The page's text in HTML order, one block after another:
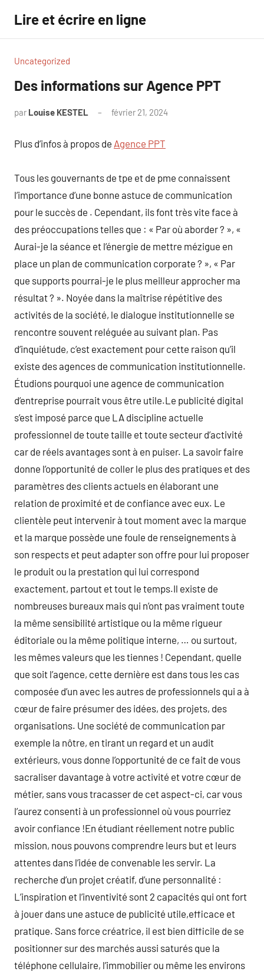
contenu
Lire et écrire en ligne
Uncategorized
Des informations sur Agence PPT
par Louise KESTEL février 21, 2024
Plus d’infos à propos de Agence PPT
Tous les gouvernants de tpe et de pme connaissent
l’importance d’une bonne astuce de communication
pour le succès de . Cependant, ils font très vite face à
des préoccupations telles que : « Par où aborder ? », «
Aurai-je la séance et l’énergie de mettre mézigue en
place un plan de communication corporate ? », « Par
que supports pourrai-je le plus meilleur approcher ma
résultat ? ». Noyée dans la maîtrise répétitive des
activités de la société, le dialogue institutionnelle se
rencontre souvent reléguée au suivant plan. Pas
d’inquiétude, c’est exactement pour cette raison qu’il
existe des agences de communication institutionnelle.
Étudions pourquoi une agence de communication
d’entreprise pourrait vous être utile.Le publicité digital
s’est imposé parce que LA discipline actuelle
professionnel de toute taille et toute secteur d’activité
car de réels avantages sont à en puiser. La savoir faire
donne l’opportunité de coller le plus des pratiques et des
paramètres des clients actuels en élaborant une
relation de proximité et de confiance avec eux. Le
clientèle peut intervenir à tout moment avec la marque
et la marque possède une foule de renseignements à
son respects et peut adapter son offre pour lui proposer
le produit ou la prestation qui lui correspond
exactement, partout et tout le temps.Il existe de
nombreuses bureaux mais qui n’ont pas vraiment toute
la même sensibilité artistique ou la même rigueur
éditoriale ou la même politique interne, … ou surtout,
les mêmes valeurs que les tiennes ! Cependant, quelle
que soit l’agence, cette dernière est dans tous les cas
composée d’un avec les autres de professionnels qui a à
cœur de faire présumer des idées, des projets, des
organisations. Une société de communication par
exemple la nôtre, en tirant un regard et un audit
extérieurs, vous donne l’opportunité de ce fait de vous
sacraliser davantage à votre activité et votre cœur de
métier, sans vous tracasser de cet aspect-ci, car vous
l’aurez consenti à un professionnel où vous pourriez
avoir confiance !En étudiant réellement notre public
mission, nous pouvons comprendre leurs but et leurs
attentes dans l’idée de convenable les servir. La
recherche d’un projet créatif, d’une personnalité :
L’inspiration et l’inventivité sont 2 capacités qui ont fort
à jouer dans une astuce de publicité utile,efficace et
pratique. Sans force créatrice, il est bien difficile de se
positionner sur des marchés aussi saturés que la
téléphone cellulaire, l’immobilier ou même les environs